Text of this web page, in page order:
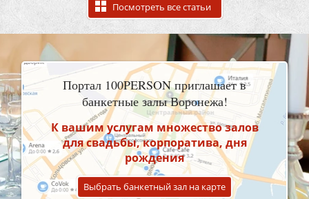
Посмотреть все статьи
Портал 100PERSON приглашает в
банкетные залы Воронежа!
К вашим услугам множество залов
для свадьбы, корпоратива, дня
рождения
Выбрать банкетный зал на карте